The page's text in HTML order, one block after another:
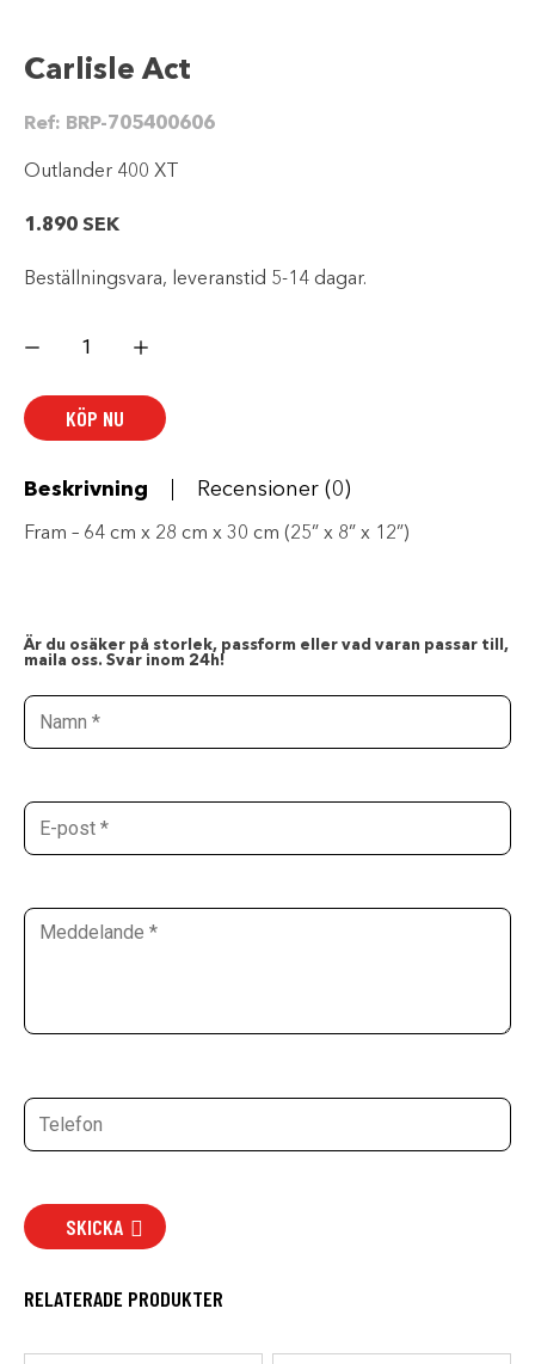
Carlisle Act
Ref: BRP-705400606
Outlander 400 XT
1.890 SEK
Beställningsvara, leveranstid 5-14 dagar.
Act
KÖP NU
Beskrivning Recensioner (0)
Fram – 64 cm x 28 cm x 30 cm (25” x 8” x 12”)
Är du osäker på storlek, passform eller vad varan passar till,
maila oss. Svar inom 24h!
SKICKA
RELATERADE PRODUKTER